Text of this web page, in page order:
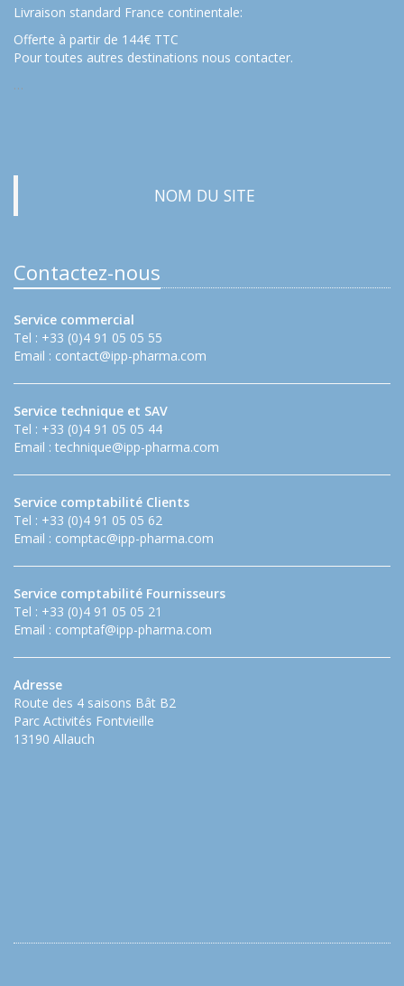
Livraison standard France continentale:
Offerte à partir de 144€ TTC
Pour toutes autres destinations nous contacter.
…
NOM DU SITE
Contactez-nous
Service commercial
Tel : +33 (0)4 91 05 05 55
Email : contact@ipp-pharma.com
Service technique et SAV
Tel : +33 (0)4 91 05 05 44
Email : technique@ipp-pharma.com
Service comptabilité Clients
Tel : +33 (0)4 91 05 05 62
Email : comptac@ipp-pharma.com
Service comptabilité Fournisseurs
Tel : +33 (0)4 91 05 05 21
Email : comptaf@ipp-pharma.com
Adresse
Route des 4 saisons Bât B2
Parc Activités Fontvieille
13190 Allauch